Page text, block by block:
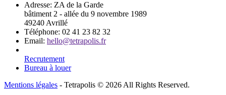
Adresse: ZA de la Garde
bâtiment 2 - allée du 9 novembre 1989
49240 Avrillé
Téléphone: 02 41 23 82 32
Email: hello@tetrapolis.fr
Recrutement
Bureau à louer
Mentions légales - Tetrapolis © 2026 All Rights Reserved.